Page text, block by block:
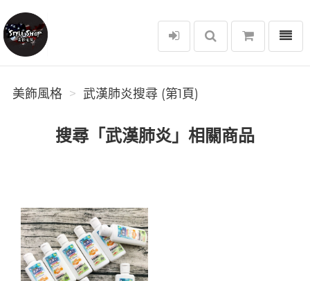
美飾風格
選單
美飾風格 武漢肺炎搜尋 (第1頁)
搜尋「武漢肺炎」相關商品